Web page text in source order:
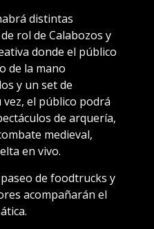
distintas
rol de Calabozos y
donde el público
de la mano
y un set de
el público podrá
de arquería,
medieval,
en vivo.
de foodtrucks y
acompañarán el